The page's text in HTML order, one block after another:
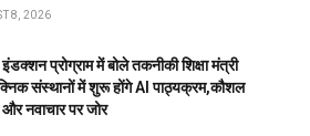
8, 2026
प्रोग्राम में बोले तकनीकी शिक्षा मंत्री
संस्थानों में शुरू होंगे AI पाठ्यक्रम,कौशल
नवाचार पर जोर